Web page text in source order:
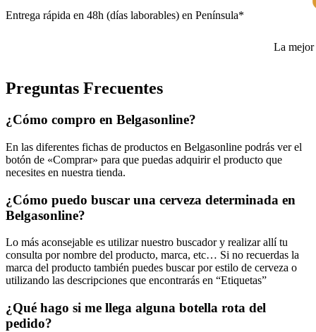
Entrega rápida en 48h (días laborables) en Península*
La mejor
Preguntas Frecuentes
¿Cómo compro en Belgasonline?
En las diferentes fichas de productos en Belgasonline podrás ver el
botón de «Comprar» para que puedas adquirir el producto que
necesites en nuestra tienda.
¿Cómo puedo buscar una cerveza determinada en
Belgasonline?
Lo más aconsejable es utilizar nuestro buscador y realizar allí tu
consulta por nombre del producto, marca, etc… Si no recuerdas la
marca del producto también puedes buscar por estilo de cerveza o
utilizando las descripciones que encontrarás en “Etiquetas”
¿Qué hago si me llega alguna botella rota del
pedido?